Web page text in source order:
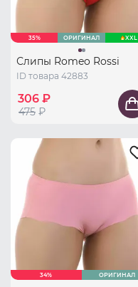
35% ОРИГИНАЛ XXL
Слипы Romeo Rossi
ID товара 42883
306 ₽
475 ₽
34% ОРИГИНАЛ